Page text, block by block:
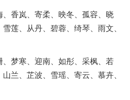
香岚、寄柔、映冬、孤容、晓
莲、从丹、碧蓉、绮琴、雨文、
梦寒、迎南、如彤、采枫、若
兰、芷波、雪瑶、寄云、慕卉、